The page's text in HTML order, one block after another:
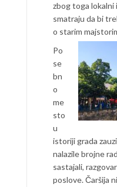
zbog toga
smatraju da bi
o starim
Po
se
bn
o
me
sto
u
istoriji grada
nalazile brojne
sastajali,
poslove. Čaršija